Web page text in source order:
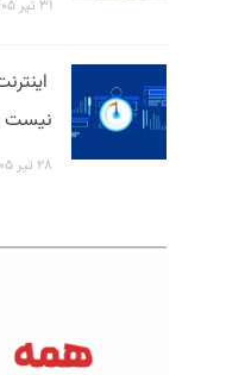
۳۱ تیر ۱۴۰۵
نیست
۲۸ تیر ۱۴۰۵